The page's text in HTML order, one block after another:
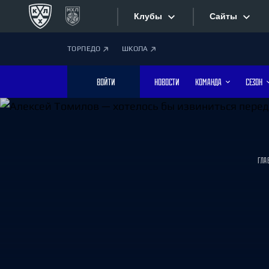
Клубы
Дивизион Боброва
Лада
Сайты
ТОРПЕДО ШКОЛА
ВОЙТИ НОВОСТИ КОМАНДА СЕЗОН